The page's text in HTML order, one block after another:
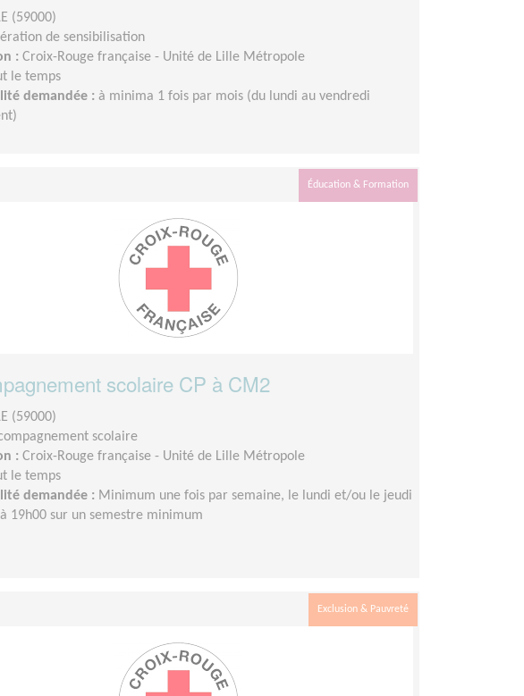
(59000)
de sensibilisation
: Croix-Rouge française - Unité de Lille Métropole
le temps
demandée : à minima 1 fois par mois (du lundi au vendredi
Éducation & Formation
scolaire CP à CM2
(59000)
scolaire
: Croix-Rouge française - Unité de Lille Métropole
le temps
demandée : Minimum une fois par semaine, le lundi et/ou le jeudi
19h00 sur un semestre minimum
Exclusion & Pauvreté